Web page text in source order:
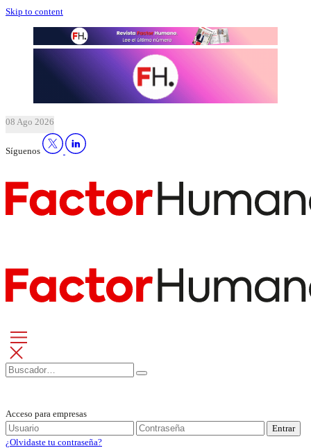
Skip to content
08 Ago 2026
Síguenos
Acceso para empresas
Entrar
¿Olvidaste tu contraseña?